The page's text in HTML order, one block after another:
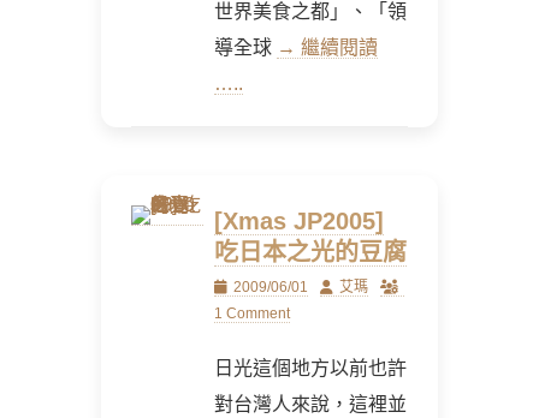
世界美食之都」、「領
導全球 → 繼續閱讀
…..
[Xmas JP2005]
吃日本之光的豆腐
Posted
on
2009/06/01 Author
艾瑪
1 Comment
日光這個地方以前也許
對台灣人來說，這裡並